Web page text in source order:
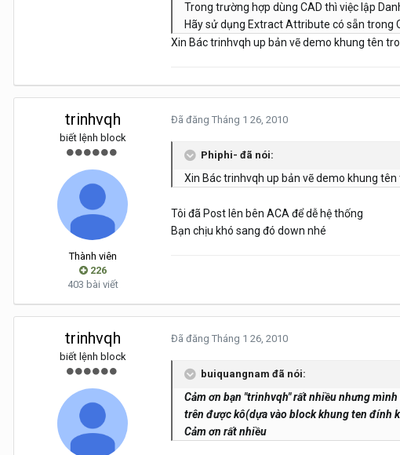
Trong trường hợp dùng CAD thì việc lập
Hãy sử dụng Extract Attribute có sẵn trong
Xin Bác trinhvqh up bản vẽ demo khung tên
trinhvqh
biết lệnh block
Thành viên
226
403 bài viết
Đã đăng Tháng 1 26, 2010
Phiphi- đã nói:
Xin Bác trinhvqh up bản vẽ demo khung
Tôi đã Post lên bên ACA để dễ hệ thống
Bạn chịu khó sang đó down nhé
trinhvqh
biết lệnh block
Đã đăng Tháng 1 26, 2010
buiquangnam đã nói:
Cảm ơn bạn "trinhvqh" rất nhiều nhưng
trên được kô(dựa vào block khung ten đính
Cảm ơn rất nhiều